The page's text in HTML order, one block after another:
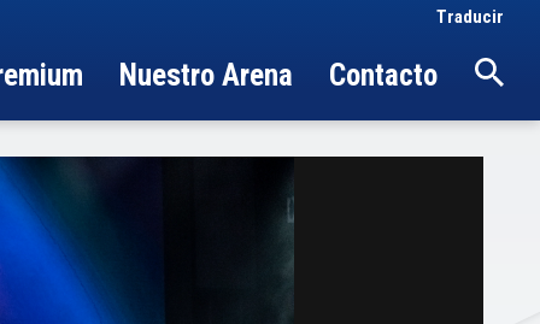
Nuestro Arena Contacto
Traducir